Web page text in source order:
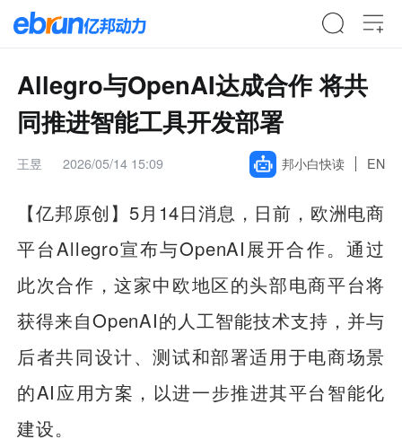
Allegro与OpenAI达成合作 将共
同推进智能工具开发部署
王昱 2026/05/14 15:09 邦小白快读 EN
【亿邦原创】 5月14日消息，日前，欧洲电商
平台Allegro宣布与OpenAI展开合作。通过
此次合作，这家中欧地区的头部电商平台将
获得来自OpenAI的人工智能技术支持，并与
后者共同设计、测试和部署适用于电商场景
的AI应用方案，以进一步推进其平台智能化
建设。